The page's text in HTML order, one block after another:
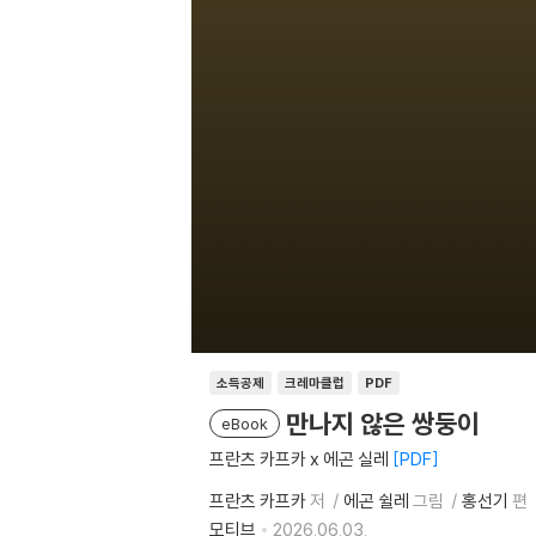
소득공제 크레마클럽 PDF
eBook 만나지 않은 쌍둥이
프란츠 카프카 x 에곤 실레 PDF
프란츠 카프카저 에곤 쉴레 그림 홍선기 편
모티브
2026.06.03.